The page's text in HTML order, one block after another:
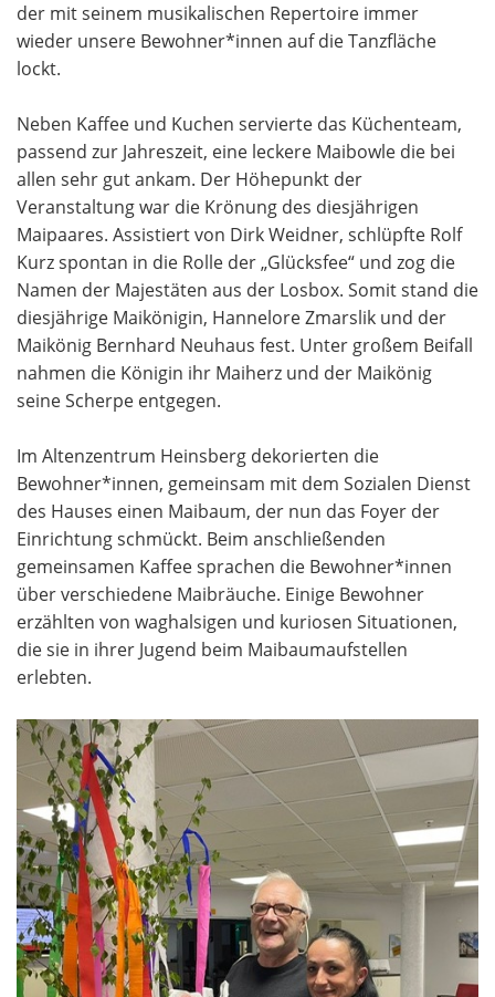
der mit seinem musikalischen Repertoire immer
wieder unsere Bewohner*innen auf die Tanzfläche
lockt.
Neben Kaffee und Kuchen servierte das Küchenteam,
passend zur Jahreszeit, eine leckere Maibowle die bei
allen sehr gut ankam. Der Höhepunkt der
Veranstaltung war die Krönung des diesjährigen
Maipaares. Assistiert von Dirk Weidner, schlüpfte Rolf
Kurz spontan in die Rolle der „Glücksfee“ und zog die
Namen der Majestäten aus der Losbox. Somit stand die
diesjährige Maikönigin, Hannelore Zmarslik und der
Maikönig Bernhard Neuhaus fest. Unter großem Beifall
nahmen die Königin ihr Maiherz und der Maikönig
seine Scherpe entgegen.
Im Altenzentrum Heinsberg dekorierten die
Bewohner*innen, gemeinsam mit dem Sozialen Dienst
des Hauses einen Maibaum, der nun das Foyer der
Einrichtung schmückt. Beim anschließenden
gemeinsamen Kaffee sprachen die Bewohner*innen
über verschiedene Maibräuche. Einige Bewohner
erzählten von waghalsigen und kuriosen Situationen,
die sie in ihrer Jugend beim Maibaumaufstellen
erlebten.